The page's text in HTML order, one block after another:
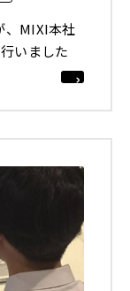
、MIXI本社
いました